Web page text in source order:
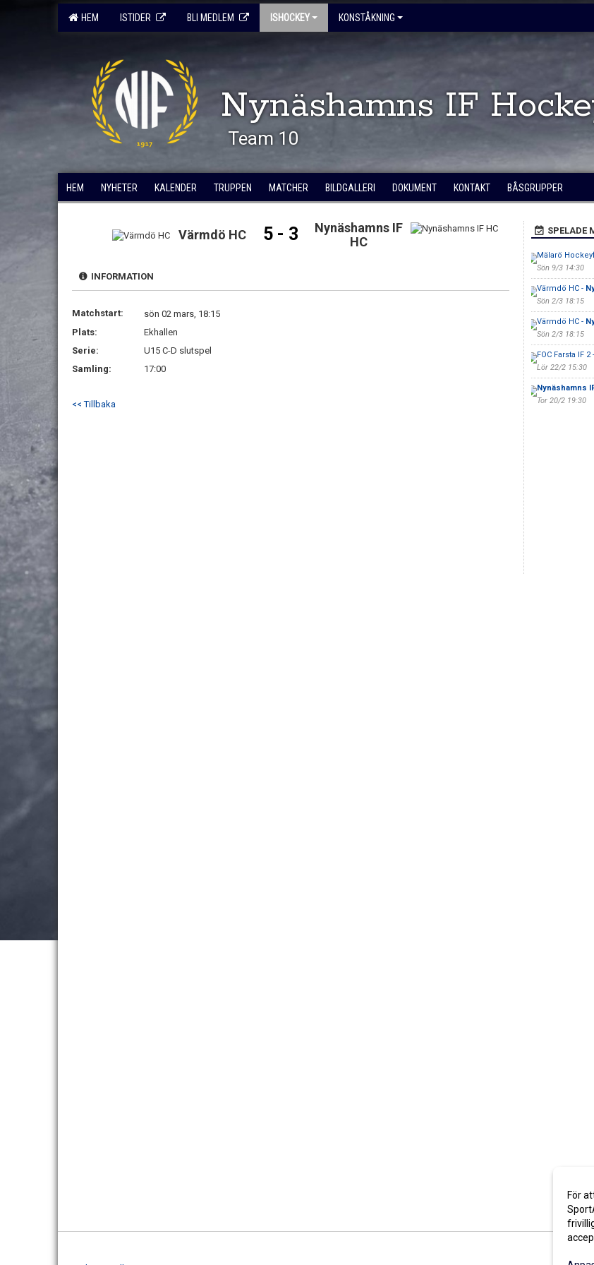
HEM ISTIDER BLI MEDLEM ISHOCKEY KONSTÅKNING
Nynäshamns IF
Team 10
HEM NYHETER KALENDER TRUPPEN MATCHER BILDGALLERI DOKUMENT KONTAKT BÅSGRUPPER
Värmdö HC 5 - 3
Nynäshamns IF
HC
INFORMATION
Matchstart:
sön 02 mars, 18:15
Plats:
Ekhallen
Serie:
U15 C-D slutspel
Samling:
17:00
<< Tillbaka
SPELADE
Mälarö
Sön 9/3 14:30
Värmdö HC -
Sön 2/3 18:15
Värmdö HC -
Sön 2/3 18:15
FOC Farsta IF 2 -
Lör 22/2 15:30
Nynäshamns
Tor 20/2 19:30
För